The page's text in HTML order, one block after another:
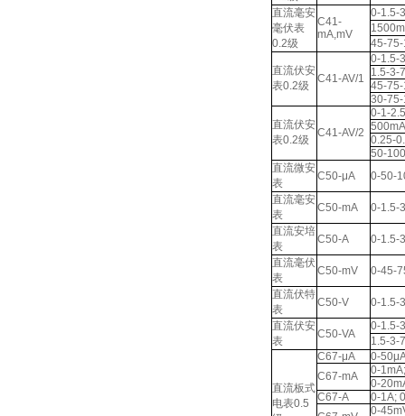
直流毫安
毫伏表
0.2级
C41-
mA,mV
0-1.5-
45-
直流伏安
表0.2级
C41-AV/1
0-1.5-
1.5-3-
45-
30-
直流伏安
表0.2级
C41-AV/2
0-1-
0.25-
50-
直流微安
表
C50-μA
0-50-
直流毫安
表
C50-mA
0-1.5-
直流安培
表
C50-A
0-1.5-
直流毫伏
表
C50-mV
0-45-
直流伏特
表
C50-V
0-1.5-
直流伏安
表
C50-VA
0-1.5-
1.5-3-
直流板式
电表0.5
C67-μA
0-
C67-mA
0-
0-
C67-A
0-1A;
0-